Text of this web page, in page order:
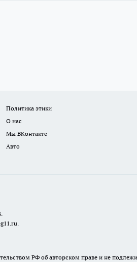
Политика этики
О нас
Мы ВКонтакте
Авто
.
РФ об авторском праве и не